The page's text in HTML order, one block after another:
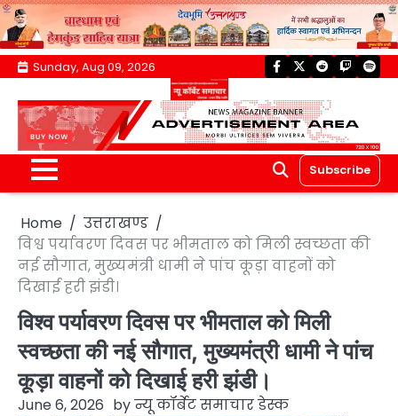
Skip
content
Sunday, Aug 09, 2026 facebook
twitterreddittwitch
Subscribe
Home
उत्तराखण्ड
विश्व पर्यावरण दिवस पर भीमताल को मिली स्वच्छता की
नई सौगात, मुख्यमंत्री धामी ने पांच कूड़ा वाहनों को
दिखाई हरी झंडी।
विश्व पर्यावरण दिवस पर भीमताल को मिली
स्वच्छता की नई सौगात, मुख्यमंत्री धामी ने पांच
कूड़ा वाहनों को दिखाई हरी झंडी।
June 6, 2026 byन्यू कॉर्बेट समाचार डेस्क